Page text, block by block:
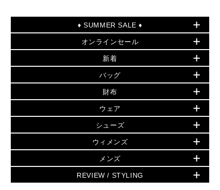
♦ SUMMER SALE ♦
セールおすすめアイテム
▶ ウィメンズ
バッグ
小物
シューズ・靴
ウェア
アクセサリー
時計
▶ メンズ
バッグ
オンラインセール
PRODUCT OF THE MONTH - 今月の特別価格
再値下げアイテム
追加アイテム
▶ ウィメンズすべて(ウェア・シューズ除く)
バッグ
財布・小物
ウェア
シューズ
時計・ジュエリー
新着
初夏のスタイル
▶ すべて
▶ ウィメンズすべて
財布・小物
アクセサリー
フレグランス
シューズ
バッグ
人気の定番アイテム
日本限定 - バッグ
▶ ウィメンズすべて
トートバッグ
ショルダーバッグ
クロスボディ・斜め掛け
財布
日本限定 - 財布・小物
▶ ウィメンズすべて
GREENWICH
折り財布(二つ折り・三つ折り)
長財布
ウェア
▶ ウィメンズすべて
トップス
スカート・パンツ
ジャケット・アウター
シューズ
▶ ウィメンズすべて
サンダル
スニーカー
ウィメンズ
人気の定番アイテム
▶ ウィメンズすべて
メンズ
▶ メンズすべて
REVIEW / STYLING